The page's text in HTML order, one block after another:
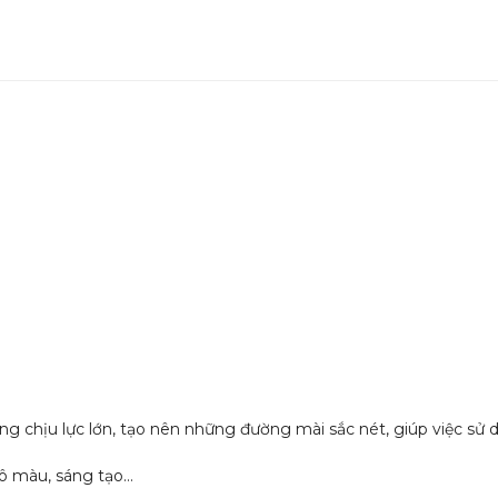
chịu lực lớn, tạo nên những đường mài sắc nét, giúp việc sử
màu, sáng tạo…